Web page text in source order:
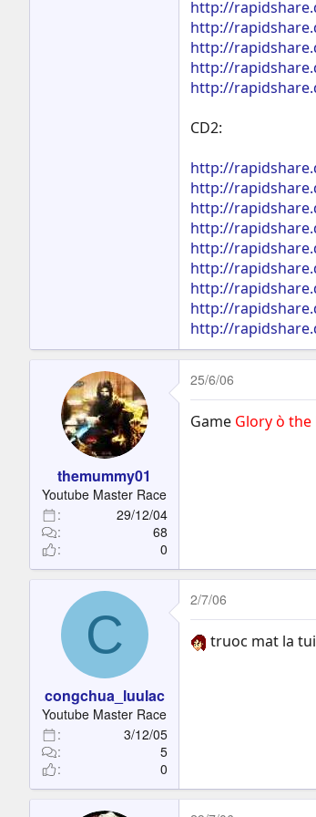
http://
http://
http://
http://
http://
CD2:
http://
http://
http://
http://
http://
http://
http://
http://
http://
themummy01
Youtube Master Race
29/12/04
68
0
25/6/06
Game Glory ò the
C
congchua_luulac
Youtube Master Race
3/12/05
5
0
2/7/06
truoc mat la tui